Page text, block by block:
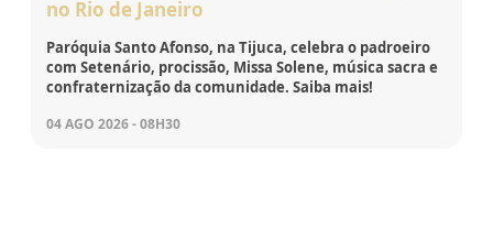
no Rio de Janeiro
Paróquia Santo Afonso, na Tijuca, celebra o padroeiro
com Setenário, procissão, Missa Solene, música sacra e
confraternização da comunidade. Saiba mais!
04 AGO 2026 - 08H30